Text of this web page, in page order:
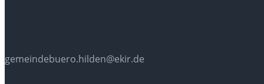
gemeindebuero.hilden@ekir.de